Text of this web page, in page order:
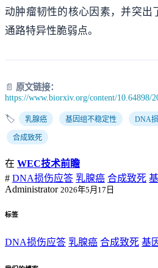
动肿瘤韧性的核心因素，并突出
通路特异性脆弱点。
📄 原文链接：
https://www.biorxiv.org/content/10.64898/
🏷️ 乳腺癌 基因组不稳定性 DNA
合成致死
在 WEC技术前瞻
# DNA损伤应答 乳腺癌 合成致死
Administrator 2026年5月17日
标签
DNA损伤应答 乳腺癌 合成致死 基